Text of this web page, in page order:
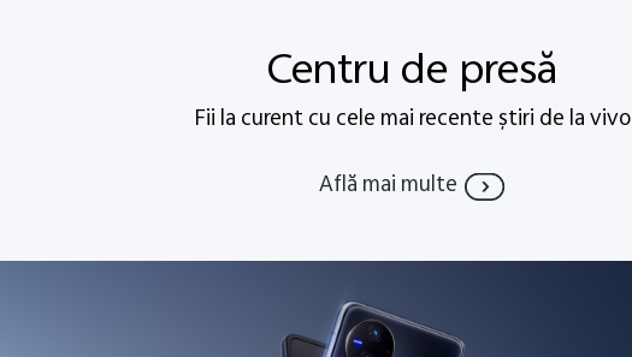
Centru de presă
Fii la curent cu cele mai recente știri de la vivo
Află mai multe